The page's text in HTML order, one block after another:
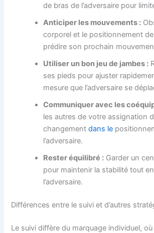
de bras de l’adversaire pour
Anticiper les mouvements :
corporel et le positionnement de
prédire son prochain
Utiliser un bon jeu de jambes :
ses pieds pour ajuster
mesure que l’adversaire se
Communiquer avec les
les autres de votre assignation
changementdans le
l’adversaire.
Rester équilibré : Garder un
pour maintenir la stabilité tout
l’adversaire.
Différences entre le suivi et d’autres
Le suivi diffère du marquage individuel,